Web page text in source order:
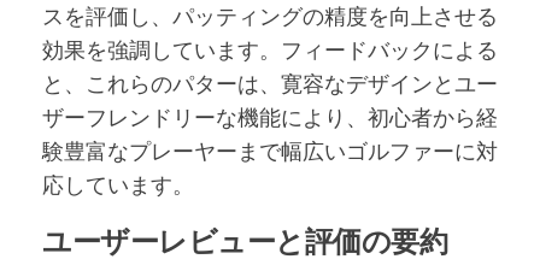
スを評価し、パッティングの精度を向上させる
効果を強調しています。フィードバックによる
と、これらのパターは、寛容なデザインとユー
ザーフレンドリーな機能により、初心者から経
験豊富なプレーヤーまで幅広いゴルファーに対
応しています。
ユーザーレビューと評価の要約